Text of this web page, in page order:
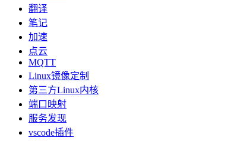
翻译
笔记
加速
点云
MQTT
Linux镜像定制
第三方Linux内核
端口映射
服务发现
vscode插件